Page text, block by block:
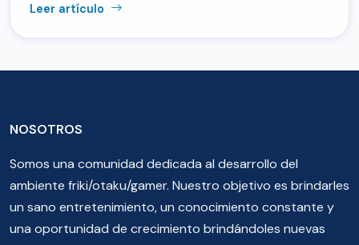
Leer artículo
NOSOTROS
Somos una comunidad dedicada al desarrollo del
ambiente friki/otaku/gamer. Nuestro objetivo es brindarles
un sano entretenimiento, un conocimiento constante y
una oportunidad de crecimiento brindándoles nuevas